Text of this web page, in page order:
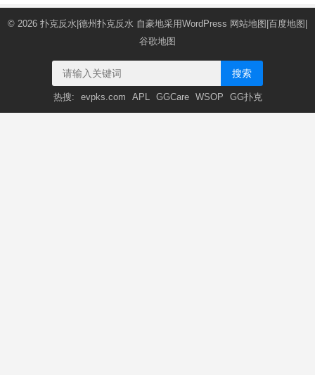
© 2026 扑克反水|德州扑克反水 自豪地采用WordPress 网站地图 百度地图
谷歌地图
搜索
热搜: evpks.com APL GGCare WSOP GG扑克